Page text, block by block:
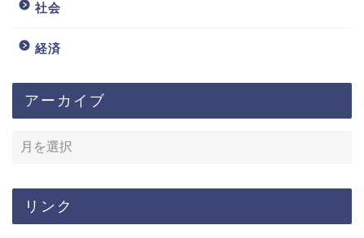
社会
経済
アーカイブ
リンク